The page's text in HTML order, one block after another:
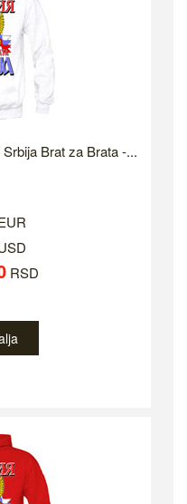
Brat za Brata -...
RSD